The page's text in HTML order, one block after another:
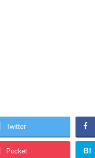
Twitter
Pocket B!